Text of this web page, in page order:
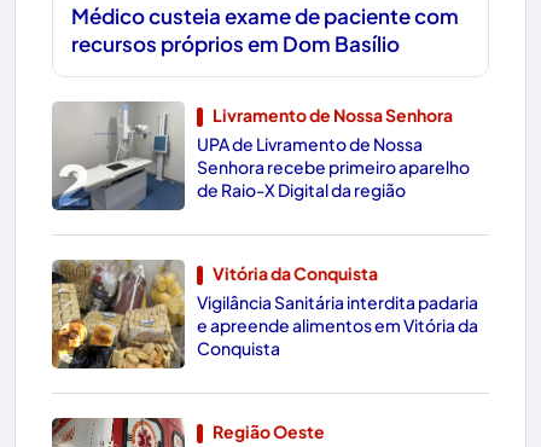
Médico custeia exame de paciente com
recursos próprios em Dom Basílio
2
Livramento de Nossa Senhora
UPA de Livramento de Nossa
Senhora recebe primeiro aparelho
de Raio-X Digital da região
3
Vitória da Conquista
Vigilância Sanitária interdita padaria
e apreende alimentos em Vitória da
Conquista
Região Oeste